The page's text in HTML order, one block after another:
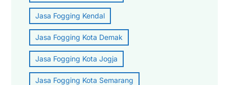
Jasa Fogging Kendal
Jasa Fogging Kota Demak
Jasa Fogging Kota Jogja
Jasa Fogging Kota Semarang